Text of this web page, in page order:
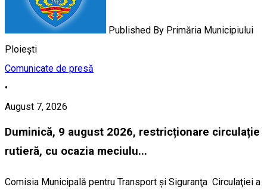
Published By Primăria Municipiului
Ploiești
Comunicate de presă
•
August 7, 2026
Duminică, 9 august 2026, restricționare circulație
rutieră, cu ocazia meciulu...
Comisia Municipală pentru Transport şi Siguranţa Circulaţiei a